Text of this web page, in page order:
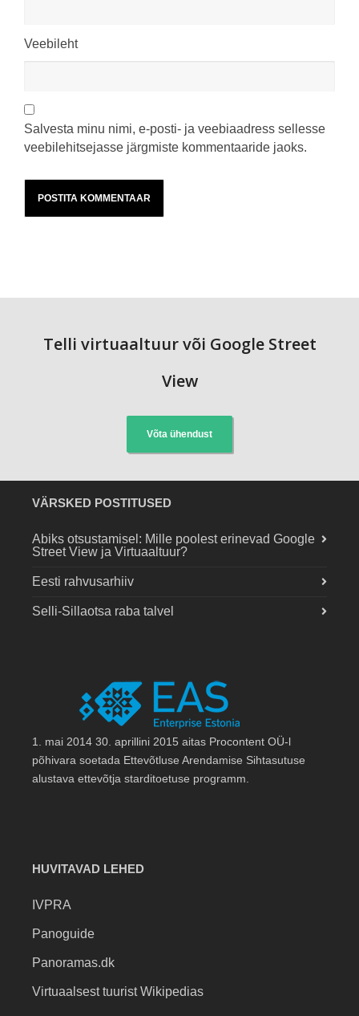
Veebileht
Salvesta minu nimi, e-posti- ja veebiaadress sellesse
veebilehitsejasse järgmiste kommentaaride jaoks.
Telli virtuaaltuur või Google Street
View
Võta ühendust
VÄRSKED POSTITUSED
Abiks otsustamisel: Mille poolest erinevad Google
Street View ja Virtuaaltuur?
Eesti rahvusarhiiv
Selli-Sillaotsa raba talvel
1. mai 2014 30. aprillini 2015 aitas Procontent OÜ-l
põhivara soetada Ettevõtluse Arendamise Sihtasutuse
alustava ettevõtja starditoetuse programm.
HUVITAVAD LEHED
IVPRA
Panoguide
Panoramas.dk
Virtuaalsest tuurist Wikipedias